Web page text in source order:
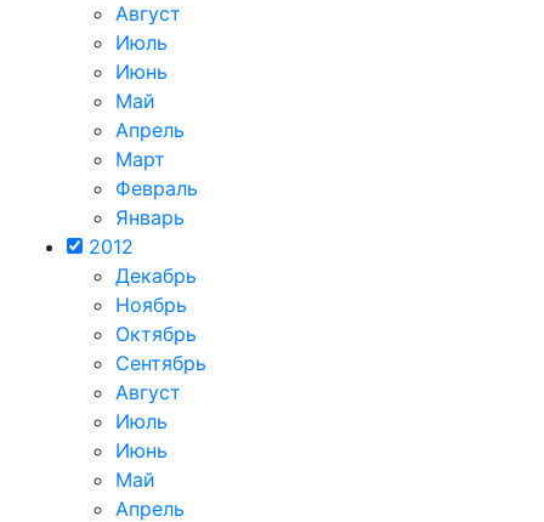
Август
Июль
Июнь
Май
Апрель
Март
Февраль
Январь
2012
Декабрь
Ноябрь
Октябрь
Сентябрь
Август
Июль
Июнь
Май
Апрель